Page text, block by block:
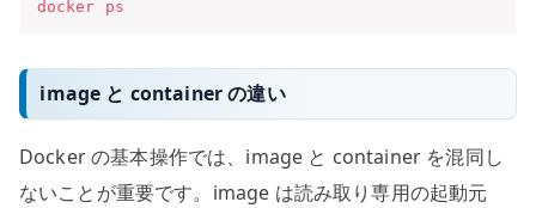
docker
ps
image と container の違い
Docker の基本操作では、image と container を混同し
ないことが重要です。image は読み取り専用の起動元